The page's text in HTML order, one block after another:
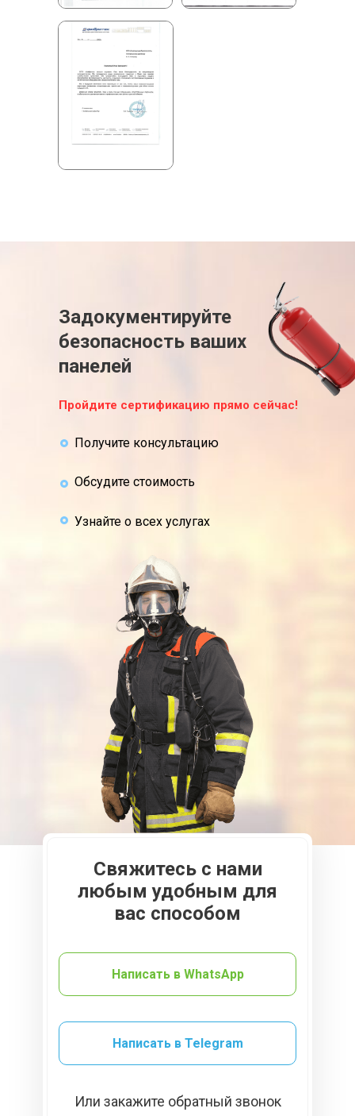
Задокументируйте
безопасность ваших
панелей
Свяжитесь с нами
любым удобным для
вас способом
Написать в Telegram
Или закажите обратный звонок
Написать в WhatsApp
Пройдите сертификацию прямо сейчас!
Получите консультацию
Обсудите стоимость
Узнайте о всех услугах